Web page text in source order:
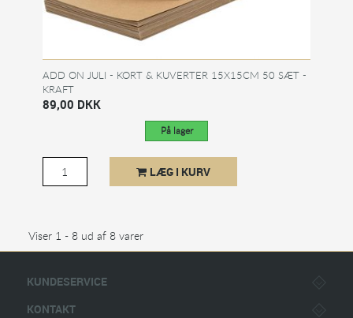
ADD ON JULI - KORT & KUVERTER 15X15CM 50 SÆT -
KRAFT
89,00 DKK
På lager
LÆG I KURV
Viser 1 - 8 ud af 8 varer
KUNDESERVICE
KONTAKT